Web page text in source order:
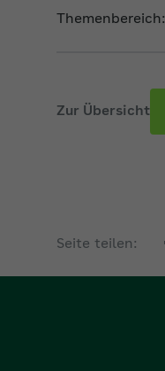
Themenbereich:
Zur Übersicht
Seite teilen: